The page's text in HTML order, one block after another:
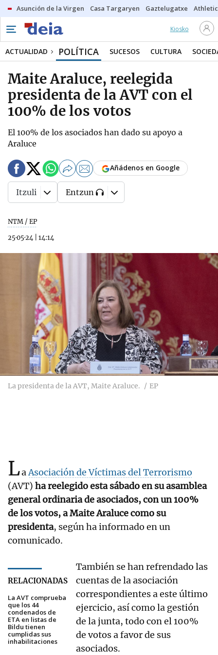
Asunción de la Virgen Casa Targaryen Gaztelugatxe Athletic
Kiosko
ACTUALIDAD POLÍTICA SUCESOS CULTURA
Maite Araluce, reelegida
presidenta de la AVT con el
100% de los votos
El 100% de los asociados han dado su apoyo a
Araluce
NTM / EP
25·05·24
14:14
Añádenos en Google
Itzuli Entzun
La presidenta de la AVT, Maite Araluce. EP
LaAsociación de Víctimas del Terrorismo
(AVT) ha reelegido esta sábado en su asamblea
general ordinaria de asociados, con un 100%
de los votos, a Maite Araluce como su
presidenta, según ha informado en un
comunicado.
RELACIONADAS
La AVT comprueba
que los 44
condenados de
ETA en listas de
Bildu tienen
cumplidas sus
inhabilitaciones
También se han refrendado las
cuentas de la asociación
correspondientes a este último
ejercicio, así como la gestión
de la junta, todo con el 100%
de votos a favor de sus
asociados.